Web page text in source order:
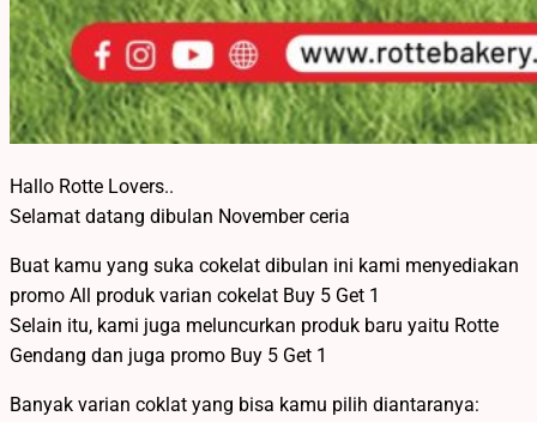
Hallo Rotte Lovers..
Selamat datang dibulan November ceria
Buat kamu yang suka cokelat dibulan ini kami menyediakan
promo All produk varian cokelat Buy 5 Get 1
Selain itu, kami juga meluncurkan produk baru yaitu Rotte
Gendang dan juga promo Buy 5 Get 1
Banyak varian coklat yang bisa kamu pilih diantaranya: